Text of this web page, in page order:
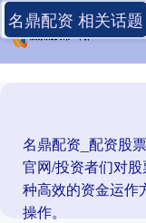
名鼎配资_配资股
官网/投资者们对
种高效的资金运作
操作。
名鼎配资 相关话题